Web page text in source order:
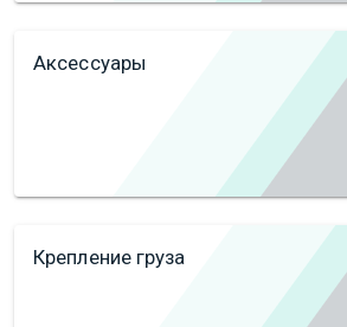
Аксессуары
Крепление груза